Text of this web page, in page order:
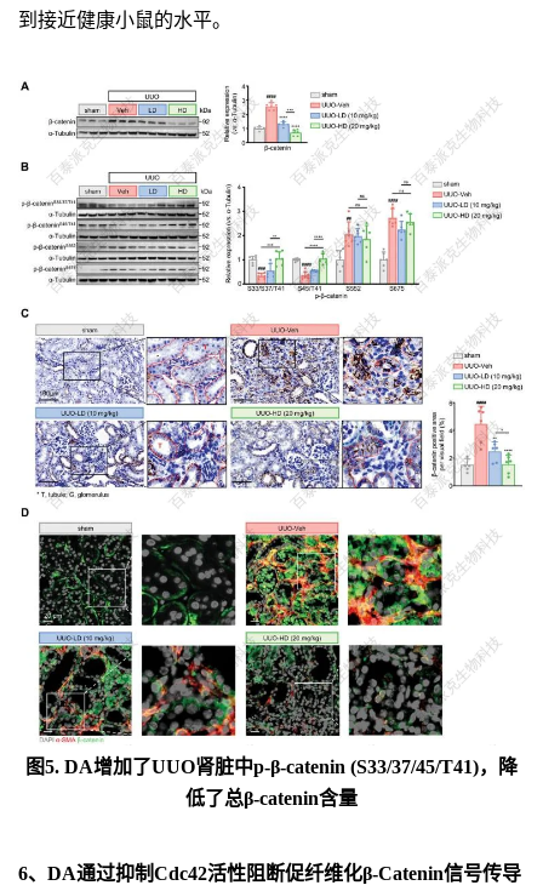
到接近健康小鼠的水平。
图5. DA增加了UUO肾脏中p-β-catenin (S33/37/45/T41)，降
低了总β-catenin含量
6、DA通过抑制Cdc42活性阻断促纤维化β-Catenin信号传导